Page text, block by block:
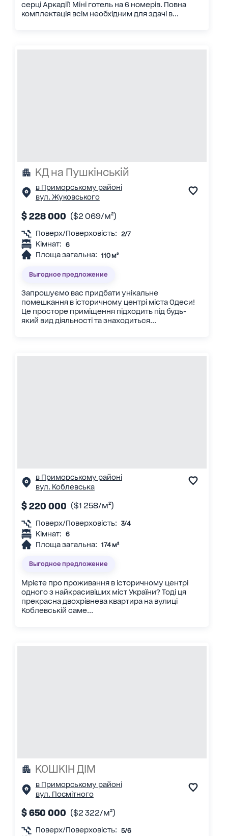
серці Аркадії! Міні готель на 6 номерів. Повна
комплектація всім необхідним для здачі в...
КД на Пушкінській
в Приморському районі
вул. Жуковського
$ 228 000 ($2 069/м²)
Поверх/Поверховість: 2/7
Кімнат: 6
Площа загальна: 110 м²
Выгодное предложение
Запрошуємо вас придбати унікальне
помешкання в історичному центрі міста Одеси!
Це просторе приміщення підходить під будь-
який вид діяльності та знаходиться...
в Приморському районі
вул. Коблевська
$ 220 000 ($1 258/м²)
Поверх/Поверховість: 3/4
Кімнат: 6
Площа загальна: 174 м²
Выгодное предложение
Мрієте про проживання в історичному центрі
одного з найкрасивіших міст України? Тоді ця
прекрасна двохрівнева квартира на вулиці
Коблевській саме...
КОШКІН ДІМ
в Приморському районі
вул. Посмітного
$ 650 000 ($2 322/м²)
Поверх/Поверховість: 5/6